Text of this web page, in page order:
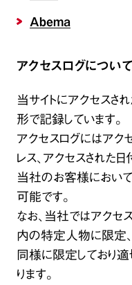
Abema
アクセスログについて
当サイトにアクセスさ
形で記録しています。
アクセスログにはアク
レス、アクセスされた
当社のお客様におい
可能です。
なお、当社ではアクセ
内の特定人物に限定
同様に限定しており
ります。